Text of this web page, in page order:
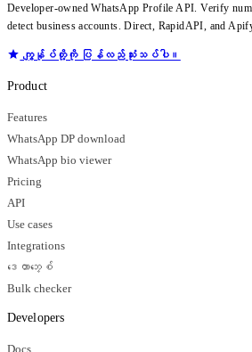
Developer-owned WhatsApp Profile API. Verify
detect business accounts. Direct, RapidAPI, and
ကျွန်ုပ်တို့ကို ပြန်လည်သုံးသပ်ပါ။
Product
Features
WhatsApp DP download
WhatsApp bio viewer
Pricing
API
Use cases
Integrations
ဒေတာဘေ့စ်
Bulk checker
Developers
Docs